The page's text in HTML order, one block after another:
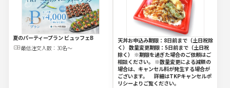
夏のパーティープラン ビュッフェB
最低注文人数： 30名～
天丼お申込み期限：8日前まで（土日祝除
く） 数量変更期限：5日前まで（土日祝
除く） ※期限を過ぎた場合のご依頼はご
相談ください。 ※数量変更による減額の
場合は、キャンセル料が発生する場合が
ございます。 詳細はTKPキャンセルポ
リシーよりご覧ください。